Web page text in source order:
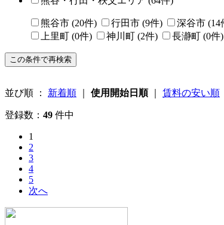
熊谷市 (20件) 行田市 (9件) 深谷市 (14
上里町 (0件) 神川町 (2件) 長瀞町 (0件)
並び順 ： 新着順 使用開始日順｜ 賃料の安い順
登録数： 49 件中
1
2
3
4
5
次へ